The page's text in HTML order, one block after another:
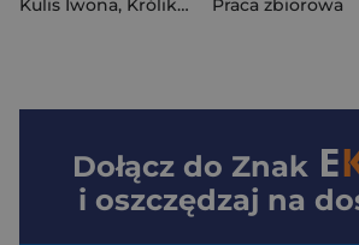
Kulis Iwona, Królikowska-Czarnota Katarzyna
Praca zbiorowa
Dołącz do Znak
i oszczędzaj na